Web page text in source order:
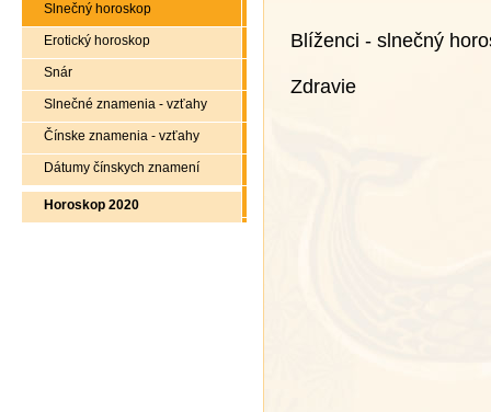
Slnečný horoskop
Erotický horoskop
Snár
Slnečné znamenia - vzťahy
Čínske znamenia - vzťahy
Dátumy čínskych znamení
Horoskop 2020
Blíženci - slnečný
Zdravie